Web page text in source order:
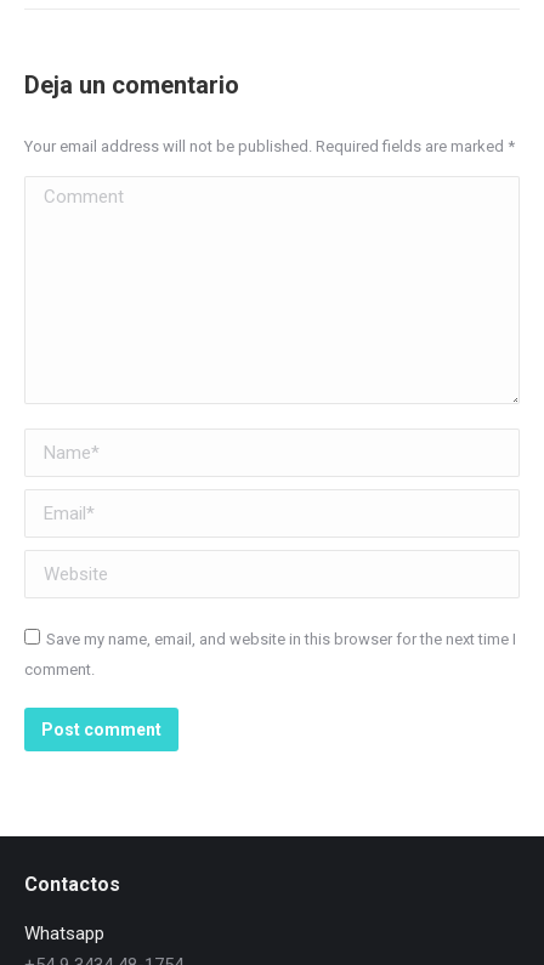
Deja un comentario
Your email address will not be published. Required fields are marked *
Comment
Name *
Email *
Website
Save my name, email, and website in this browser for the next time I
comment.
Post comment
Contactos
Whatsapp